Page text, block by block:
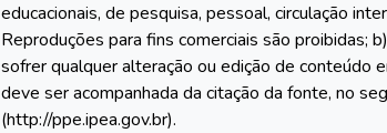
educacionais, de pesquisa, pessoal, circulação
Reproduções para fins comerciais são proibidas;
sofrer qualquer alteração ou edição de conteúdo
deve ser acompanhada da citação da fonte, no
(http://ppe.ipea.gov.br).